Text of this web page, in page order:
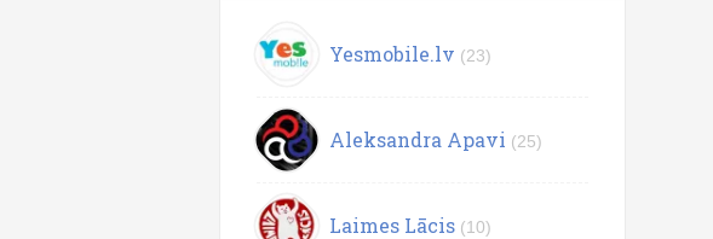
Yesmobile.lv (23)
Aleksandra Apavi (25)
Laimes Lācis (10)